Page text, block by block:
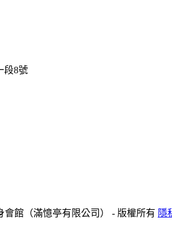
8號
會館（滿憶亭有限公司） - 版權所有 隱